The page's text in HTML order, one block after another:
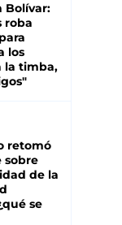
Bolívar:
roba
los
la timba,
retomó
sobre
de la
se